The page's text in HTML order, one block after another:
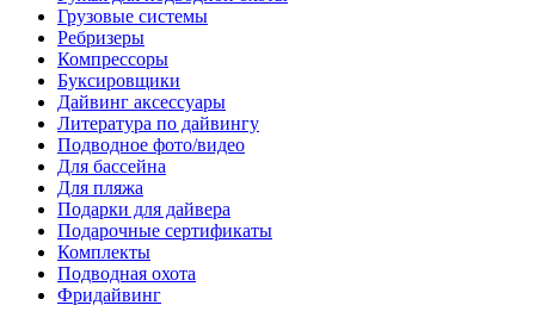
Грузовые системы
Ребризеры
Компрессоры
Буксировщики
Дайвинг аксессуары
Литература по дайвингу
Подводное фото/видео
Для бассейна
Для пляжа
Подарки для дайвера
Подарочные сертификаты
Комплекты
Подводная охота
Фридайвинг